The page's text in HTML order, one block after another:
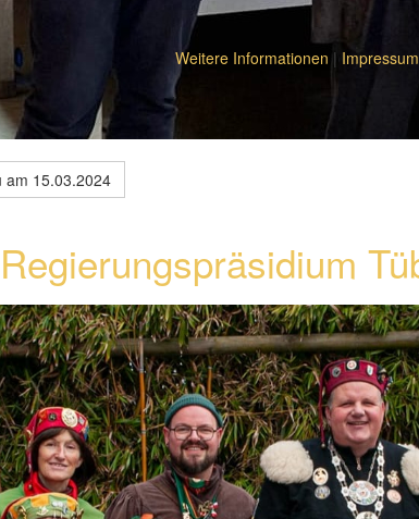
am 15.03.2024
Weitere Informationen| Impressum